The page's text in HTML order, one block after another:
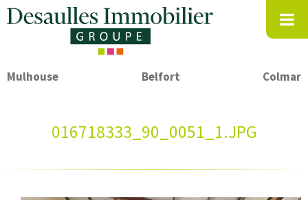
Mulhouse Belfort Colmar
016718333_90_0051_1.JPG